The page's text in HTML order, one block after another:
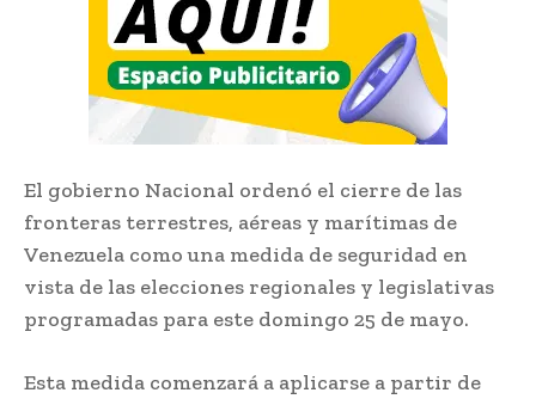
El gobierno Nacional ordenó el cierre de las
fronteras terrestres, aéreas y marítimas de
Venezuela como una medida de seguridad en
vista de las elecciones regionales y legislativas
programadas para este domingo 25 de mayo.
Esta medida comenzará a aplicarse a partir de